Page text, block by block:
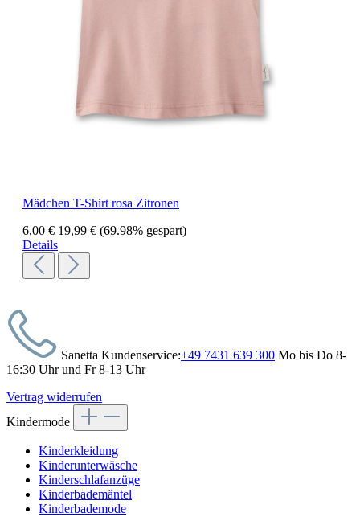
Mädchen T-Shirt rosa Zitronen
6,00 € 19,99 € (69.98% gespart)
Details
Sanetta Kundenservice:+49 7431 639 300 Mo bis Do 8-
16:30 Uhr und Fr 8-13 Uhr
Vertrag widerrufen
Kindermode
Kinderkleidung
Kinderunterwäsche
Kinderschlafanzüge
Kinderbademäntel
Kinderbademode